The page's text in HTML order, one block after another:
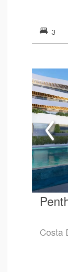
3
Costa